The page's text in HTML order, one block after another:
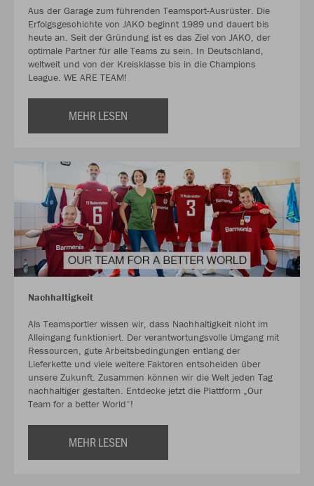
Aus der Garage zum führenden Teamsport-Ausrüster. Die
Erfolgsgeschichte von JAKO beginnt 1989 und dauert bis
heute an. Seit der Gründung ist es das Ziel von JAKO, der
optimale Partner für alle Teams zu sein. In Deutschland,
weltweit und von der Kreisklasse bis in die Champions
League. WE ARE TEAM!
MEHR LESEN
Nachhaltigkeit
Als Teamsportler wissen wir, dass Nachhaltigkeit nicht im
Alleingang funktioniert. Der verantwortungsvolle Umgang mit
Ressourcen, gute Arbeitsbedingungen entlang der
Lieferkette und viele weitere Faktoren entscheiden über
unsere Zukunft. Zusammen können wir die Welt jeden Tag
nachhaltiger gestalten. Entdecke jetzt die Plattform „Our
Team for a better World“!
MEHR LESEN